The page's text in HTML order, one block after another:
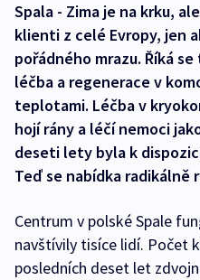
Spala - Zima je na krku,
klienti z celé Evropy, jen
pořádného mrazu. Říká
léčba a regenerace v
teplotami. Léčba v
hojí rány a léčí nemoci
deseti lety byla k
Teď se nabídka radikálně
Centrum v polské Spale
navštívily tisíce lidí. Počet
posledních deset let